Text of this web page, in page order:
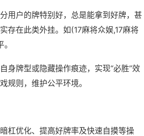
用户的牌特别好，总是能拿到好牌，甚
存在此类外挂。如(17麻将众娱,17麻将
身牌型或隐藏操作痕迹，实现“必胜”效
规则，维护公平环境。
杠优化、提高好牌率及快速自摸等操